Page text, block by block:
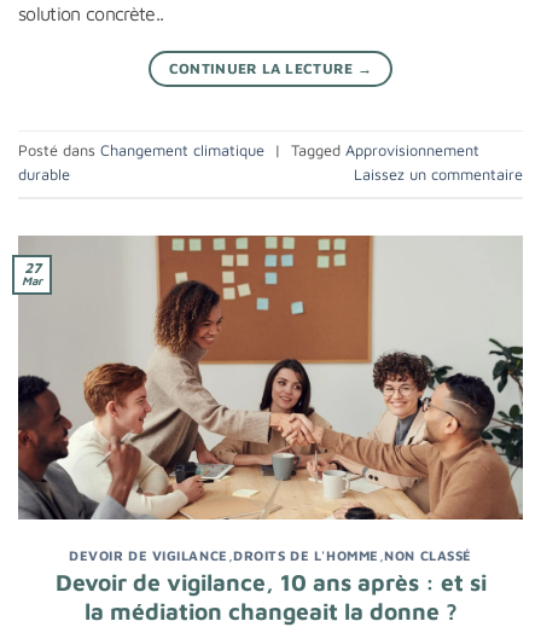
solution concrète..
CONTINUER LA LECTURE →
Posté dans Changement climatique | Tagged Approvisionnement
durable
Laissez un commentaire
27
Mar
DEVOIR DE VIGILANCE ,DROITS DE L'HOMME ,NON CLASSÉ
Devoir de vigilance, 10 ans après : et si
la médiation changeait la donne ?